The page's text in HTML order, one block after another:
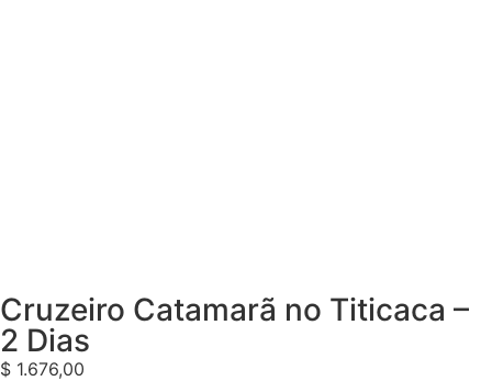
Cruzeiro Catamarã no Titicaca –
2 Dias
$ 1.676,00